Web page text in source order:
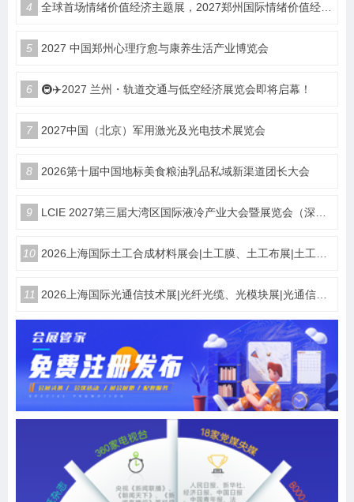
4 全球首场情绪价值经济主题展，2027郑州国际情绪价值经济博览会
5 2027 中国郑州心理疗愈与康养生活产业博览会
6 🚇✈️2027 兰州・轨道交通与低空经济展览会即将启幕！
7 2027中国（北京）军用激光及光电技术展览会
8 2026第十届中国地标美食粮油乳品私域新渠道团长大会
9 LCIE 2027第三届大湾区国际液冷产业大会暨展览会（深圳）
10 2026上海国际土工合成材料展会|土工膜、土工布展|土工合成材料仪器、设备展览会
11 2026上海国际光通信技术展|光纤光缆、光模块展|光通信设备展览会